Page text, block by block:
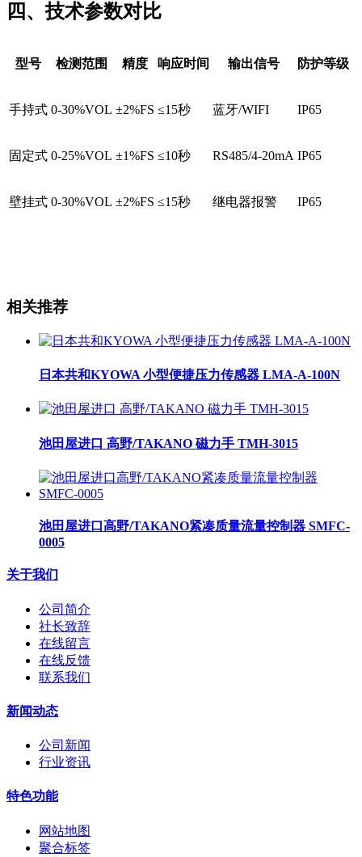
四、技术参数对比
型号 检测范围 精度 响应时间 输出信号 防护等级
手持式 0-30%VOL ±2%FS ≤15秒 蓝牙/WIFI IP65
固定式 0-25%VOL ±1%FS ≤10秒 RS485/4-20mA IP65
壁挂式 0-30%VOL ±2%FS ≤15秒 继电器报警 IP65
相关推荐
日本共和KYOWA 小型便捷压力传感器 LMA-A-100N
池田屋进口 高野/TAKANO 磁力手 TMH-3015
池田屋进口高野/TAKANO紧凑质量流量控制器 SMFC-
0005
关于我们
公司简介
社长致辞
在线留言
在线反馈
联系我们
新闻动态
公司新闻
行业资讯
特色功能
网站地图
聚合标签